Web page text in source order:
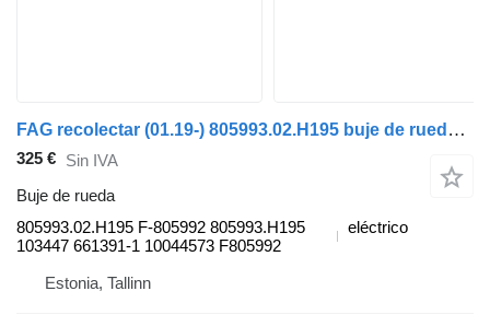
FAG recolectar (01.19-) 805993.02.H195 buje de rueda para Dennis eCollect Terberg YT Magtec (2019-) cabeza tractora
325 € Sin IVA
Buje de rueda
805993.02.H195 F-805992 805993.H195
103447 661391-1 10044573 F805992
eléctrico
Estonia, Tallinn